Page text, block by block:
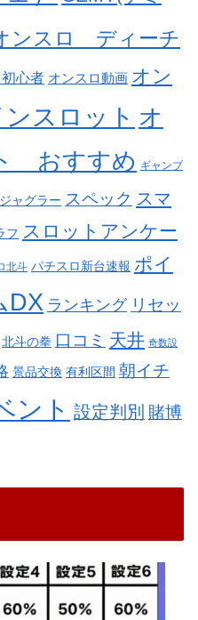
ンスロ ディーチ
心者 オンスロ動画 オン
スロット オ
おすすめ ギャンブ
ジャグラー スペック スマ
フ スロットアンケー
北斗 パチスロ新台速報 ポイ
DX ランキング リセッ
北斗の拳 口コミ 天井 奇数設
景品交換 有利区間 朝イチ
ント 設定判別 賭博